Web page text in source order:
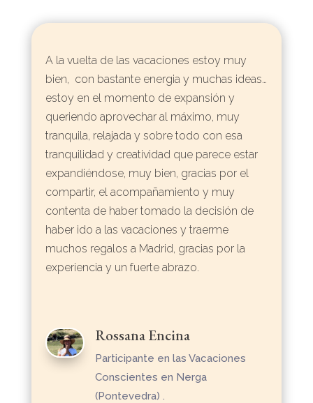
A la vuelta de las vacaciones estoy muy
bien, con bastante energia y muchas ideas…
estoy en el momento de expansión y
queriendo aprovechar al máximo, muy
tranquila, relajada y sobre todo con esa
tranquilidad y creatividad que parece estar
expandiéndose, muy bien, gracias por el
compartir, el acompañamiento y muy
contenta de haber tomado la decisión de
haber ido a las vacaciones y traerme
muchos regalos a Madrid, gracias por la
experiencia y un fuerte abrazo.
Rossana Encina
Participante en las Vacaciones
Conscientes en Nerga
(Pontevedra) .